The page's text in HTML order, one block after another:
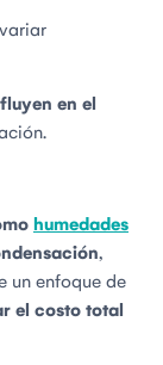
en el
humedades
,
un enfoque de
el costo total